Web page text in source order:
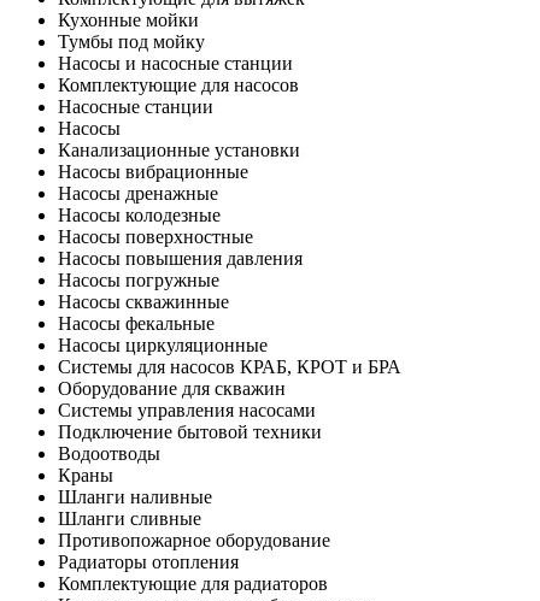
Кухонные мойки
Тумбы под мойку
Насосы и насосные станции
Комплектующие для насосов
Насосные станции
Насосы
Канализационные установки
Насосы вибрационные
Насосы дренажные
Насосы колодезные
Насосы поверхностные
Насосы повышения давления
Насосы погружные
Насосы скважинные
Насосы фекальные
Насосы циркуляционные
Системы для насосов КРАБ, КРОТ и БРА
Оборудование для скважин
Системы управления насосами
Подключение бытовой техники
Водоотводы
Краны
Шланги наливные
Шланги сливные
Противопожарное оборудование
Радиаторы отопления
Комплектующие для радиаторов